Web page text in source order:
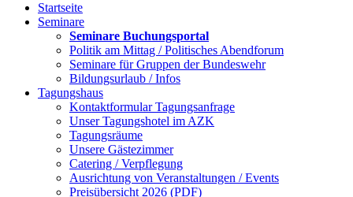
Startseite
Seminare
Seminare Buchungsportal
Politik am Mittag / Politisches Abendforum
Seminare für Gruppen der Bundeswehr
Bildungsurlaub / Infos
Tagungshaus
Kontaktformular Tagungsanfrage
Unser Tagungshotel im AZK
Tagungsräume
Unsere Gästezimmer
Catering / Verpflegung
Ausrichtung von Veranstaltungen / Events
Preisübersicht 2026 (PDF)